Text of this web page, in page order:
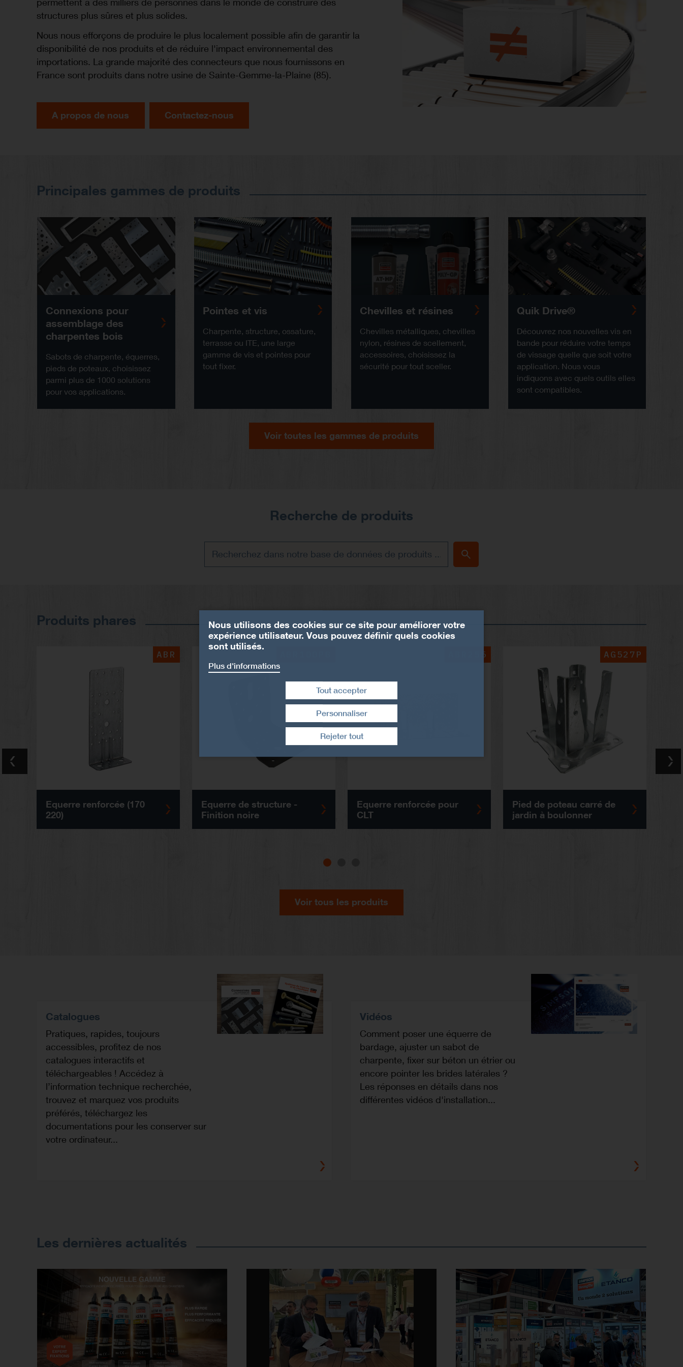
permettent à des milliers de personnes dans le monde de construire des
structures plus sûres et plus solides.
Nous nous efforçons de produire le plus localement possible afin de garantir la
disponibilité de nos produits et de réduire l'impact environnemental des
importations. La grande majorité des connecteurs que nous fournissons en
France sont produits dans notre usine de Sainte-Gemme-la-Plaine (85).
A propos de nous Contactez-nous
Principales gammes de produits
Connexions pour
assemblage des
charpentes bois
Sabots de charpente, équerres,
pieds de poteaux, choisissez
parmi plus de 1000 solutions
pour vos applications.
Pointes et vis
Charpente, structure, ossature,
terrasse ou ITE, une large
gamme de vis et pointes pour
tout fixer.
Chevilles et résines
Chevilles métalliques, chevilles
nylon, résines de scellement,
accessoires, choisissez la
sécurité pour tout sceller.
Quik Drive®
Découvrez nos nouvelles vis en
bande pour réduire votre temps
de vissage quelle que soit votre
application. Nous vous
indiquons avec quels outils elles
sont compatibles.
Voir toutes les gammes de produits
Recherche de produits
Produits phares
ABR
Equerre renforcée (170
220)
Equerre de structure -
Finition noire
ABR255
Equerre renforcée pour
CLT
AG527P
Pied de poteau carré de
jardin à boulonner
Voir tous les produits
Catalogues
Pratiques, rapides, toujours
accessibles, profitez de nos
catalogues interactifs et
téléchargeables ! Accédez à
l’information technique recherchée,
trouvez et marquez vos produits
préférés, téléchargez les
documentations pour les conserver sur
votre ordinateur...
Vidéos
Comment poser une équerre de
bardage, ajuster un sabot de
charpente, fixer sur béton un étrier ou
encore pointer les brides latérales ?
Les réponses en détails dans nos
différentes vidéos d'installation...
Les dernières actualités
Nous utilisons des cookies sur ce site pour améliorer votre
expérience utilisateur. Vous pouvez définir quels cookies
sont utilisés.
Plus d'informations
Rejeter tout
Tout accepter
Retirer le consentement
Personnaliser